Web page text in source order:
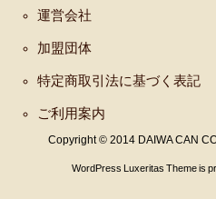
運営会社
加盟団体
特定商取引法に基づく表記
ご利用案内
Copyright © 2014 DAIWA CAN
WordPress Luxeritas Theme is